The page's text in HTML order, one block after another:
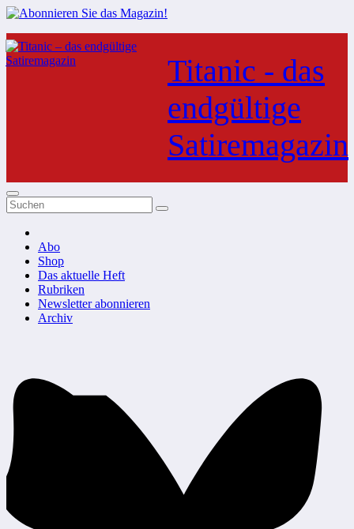
Zum
Inhalt
springen
Titanic - das
endgültige
Satiremagazin
Abo
Shop
Das aktuelle Heft
Rubriken
Newsletter abonnieren
Archiv